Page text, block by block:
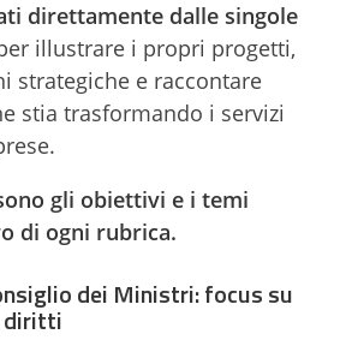
direttamente dalle singole
illustrare i propri progetti,
strategiche e raccontare
stia trasformando i servizi
gli obiettivi e i temi
di ogni rubrica.
dei Ministri: focus su
diritti